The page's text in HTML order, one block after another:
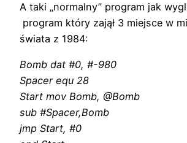
A taki „normalny” program jak
program który zajął 3 miejsce w
świata z 1984:
Bomb dat #0, #-980
Spacer equ 28
Start mov Bomb, @Bomb
sub #Spacer,Bomb
jmp Start, #0